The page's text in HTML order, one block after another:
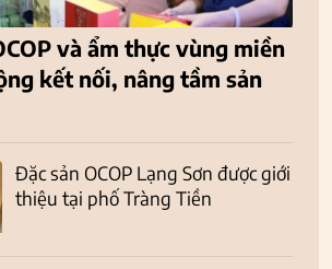
và ẩm thực vùng miền
kết nối, nâng tầm sản
Đặc sản OCOP Lạng Sơn được giới
thiệu tại phố Tràng Tiền